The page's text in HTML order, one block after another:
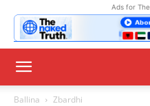
Ads for
Ballina Zbardhi